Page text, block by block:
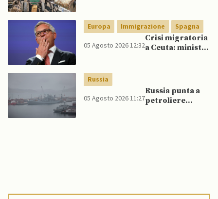
Pakistan
Europa Immigrazione Spagna
05 Agosto 2026 12:32
Crisi migratoria
a Ceuta: ministri
schierano a
sostegno della
Spagna
Russia
05 Agosto 2026 11:27
Russia punta a
petroliere